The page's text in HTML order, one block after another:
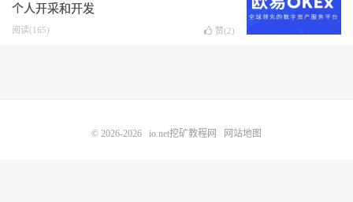
个人开采和开发
阅读(165) 赞(2)
© 2026-2026 io.net挖矿教程网 网站地图